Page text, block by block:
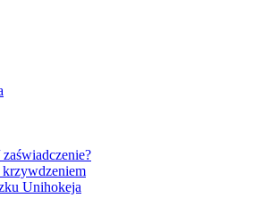
Unihokeja